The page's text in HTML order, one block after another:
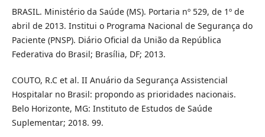
BRASIL. Ministério da Saúde (MS). Portaria nº 529, de 1º de
abril de 2013. Institui o Programa Nacional de Segurança do
Paciente (PNSP). Diário Oficial da União da República
Federativa do Brasil; Brasília, DF; 2013.
COUTO, R.C et al. II Anuário da Segurança Assistencial
Hospitalar no Brasil: propondo as prioridades nacionais.
Belo Horizonte, MG: Instituto de Estudos de Saúde
Suplementar; 2018. 99.